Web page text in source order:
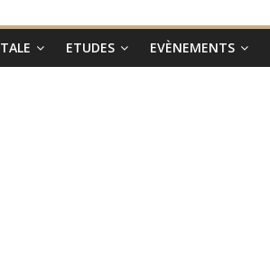
ETUDES EVÈNEMENTS